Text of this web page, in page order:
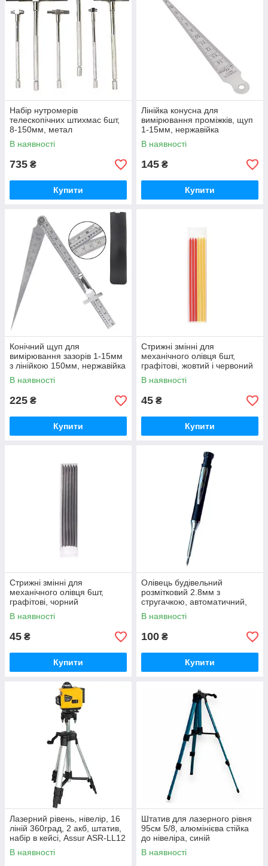
Набір нутромерів
телескопічних штихмас 6шт,
8-150мм, метал
В наявності
735 ₴
Купити
Лінійка конусна для
вимірювання проміжків, щуп
1-15мм, нержавійка
В наявності
145 ₴
Купити
Конічний щуп для
вимірювання зазорів 1-15мм
з лінійкою 150мм, нержавійка
В наявності
225 ₴
Купити
Стрижні змінні для
механічного олівця 6шт,
графітові, жовтий і червоний
В наявності
45 ₴
Купити
Стрижні змінні для
механічного олівця 6шт,
графітові, чорний
В наявності
45 ₴
Купити
Олівець будівельний
розмітковий 2.8мм з
стругачкою, автоматичний,
кольори
В наявності
100 ₴
Купити
Лазерний рівень, нівелір, 16
ліній 360град, 2 акб, штатив,
набір в кейсі, Assur ASR-LL12
В наявності
Штатив для лазерного рівня
95см 5/8, алюмінієва стійка
до нівеліра, синій
В наявності